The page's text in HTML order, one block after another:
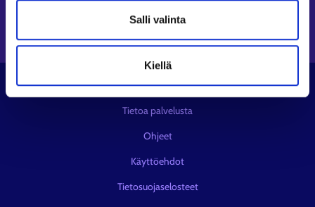
Salli valinta
Kiellä
© KEHA-keskus
Tietoa palvelusta
Ohjeet
Käyttöehdot
Tietosuojaselosteet